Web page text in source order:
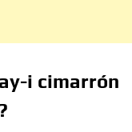
i cimarrón